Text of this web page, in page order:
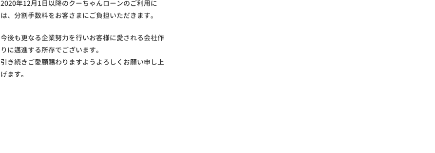
2020年12月1日以降のクーちゃんローンのご利用に
は、分割手数料をお客さまにご負担いただきます。
今後も更なる企業努力を行いお客様に愛される会社作
りに邁進する所存でございます。
引き続きご愛顧賜わりますようよろしくお願い申し上
げます。